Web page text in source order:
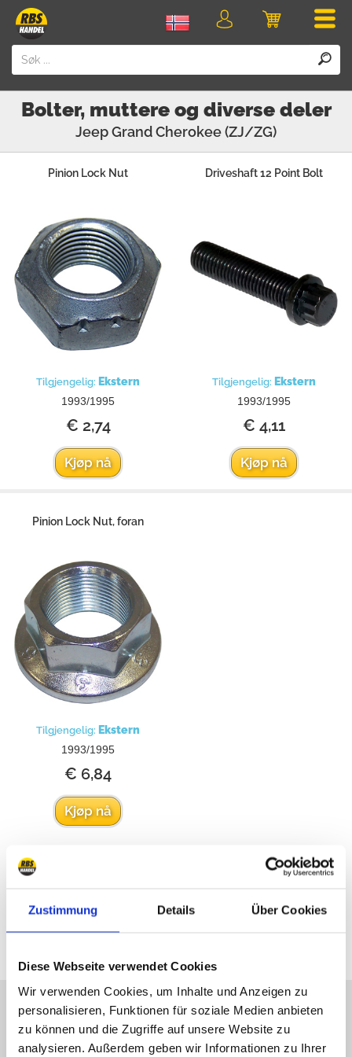
Zustimmung Details Über Cookies
Diese Webseite verwendet Cookies
Wir verwenden Cookies, um Inhalte und Anzeigen zu
personalisieren, Funktionen für soziale Medien anbieten
zu können und die Zugriffe auf unsere Website zu
analysieren. Außerdem geben wir Informationen zu Ihrer
Handlevogn
Logg
Bolter, muttere og diverse deler
JeepGrand Cherokee (ZJ/ZG)
Pinion Lock Nut
Tilgjengelig: Ekstern
1993/1995
€ 2,74
Kjøp nå
Driveshaft 12 Point Bolt
Tilgjengelig: Ekstern
1993/1995
€ 4,11
Kjøp nå
Pinion Lock Nut, foran
Tilgjengelig: Ekstern
1993/1995
€ 6,84
Kjøp nå
Alle priser inkluderer mva
Vi beklager at vi ikke er på
nett, men skriv til oss!